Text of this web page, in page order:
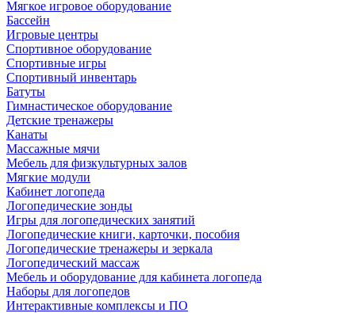
Мягкое игровое оборудование
Бассейн
Игровые центры
Спортивное оборудование
Спортивные игры
Спортивный инвентарь
Батуты
Гимнастическое оборудование
Детские тренажеры
Канаты
Массажные мячи
Мебель для физкультурных залов
Мягкие модули
Кабинет логопеда
Логопедические зонды
Игры для логопедических занятий
Логопедические книги, карточки, пособия
Логопедические тренажеры и зеркала
Логопедический массаж
Мебель и оборудование для кабинета логопеда
Наборы для логопедов
Интерактивные комплексы и ПО